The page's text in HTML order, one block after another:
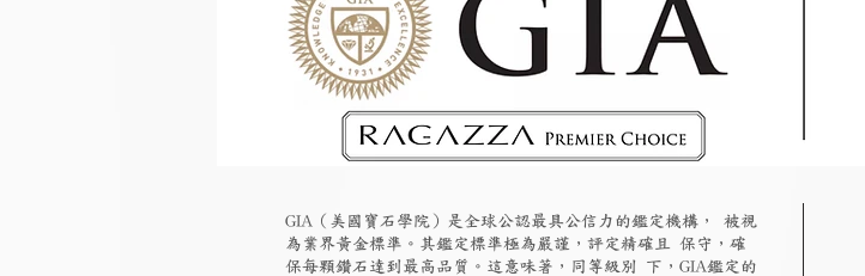
GIA（美國寶石學院）是全球公認最具公信力的鑑定機構， 被視
為業界黃金標準。其鑑定標準極為嚴謹，評定精確且 保守，確
保每顆鑽石達到最高品質。這意味著，同等級別 下，GIA鑑定的